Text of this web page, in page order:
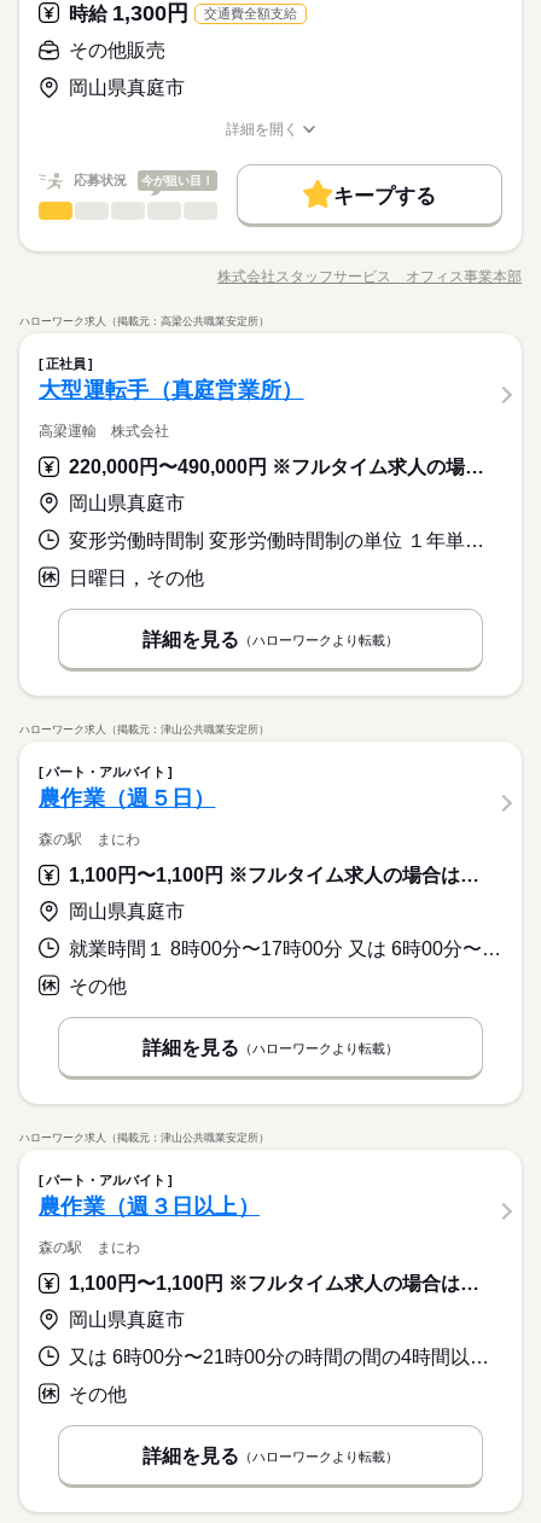
大手企業 ブランクOK 社会保険制度
制服あり
禁煙・分煙
シフト制なので、自分の都合にあわせて
お休みの日が調整できます
履歴書作成のアドバイスや面接日の調整だけでなく、お給料、
費用は一切かかりません。
お仕事の特徴
人材紹介
就業時間・曜日
寮・社宅
続きを読む
月給には上記手当を一律含みます
0-00：30（休憩90分） ■深夜勤 00：00-09：00（休憩90分）
休日・休暇
ト制 ■年間休日数 105日
応募する
こちらの求人情報は ディップ株式会社「ナースではたらこ」に
よる 職業紹介となります。 はたらこねっとからご応募ののち、
「ナースではたらこ」運営事務局よりご連絡いたします。 ★職
業紹介とは？ 求職中の看護師さんの転職を専任の キャリアアド
ット 日本最大級の求人情報の中からぴったりな求人をご紹介。
お休み、入職時期の交渉もサポートします。 【もちろん無料】
費用は一切かかりません。
基本特徴 募集条件 交通費 就業時間・曜日
研修制度 資格支援 禁煙・分煙
車OK
患者様のニーズに合わせたサービス提供を行っています ◎福利
勤めできる環境です
正看護師
特殊手当：1000円 看護手当：3000円 処遇改善手当：16000円 ※
続きを読む
0-00：30（休憩90分） ■深夜勤 00：00-09：00（休憩90分）
ト制 ■年間休日数 105日
応募する
時給 1,300円 交通費全額支給
その他販売
岡山県真庭市
◆アットホームな部署環境で働きやすい！同業務の方がいるの
で安心！ 車通勤ＯＫ！無料駐車場も完備で通勤ラクラク！
幅広い年齢層の方が活躍中です！
お仕事の特徴
働く人の待遇向上
新卒・第二
40代活躍
募集条件
即日スタート
就業時間・曜日
働き方・環境
禁煙・分煙
車OK
活かせるスキル
業できます！ 【お仕事の内容】レジ業務｜商品のレイアウ
ト・陳列（野菜がメイン）｜野菜を持参された農家の方の対応
分）・９時〜１５時（休憩３０分）の時短勤務も相談可能で
す。 ▼こちらのお仕事のほかにも 電話なしのコツコツ系データ
入力や英語を使う事務、 大学やコールセンターなどのお仕事も
扱っています。 在宅のお仕事があるエリアも☆ 9月・10月スタ
続きを読む
応募資格
◆業界経験問いません、ある方歓迎！※販売の経験が必要で
す。
『速払いサービス』を利用できます（利用規定あり）
長期
休日・休暇
※ローテーションで週休２日制です。
詳しい募集要項をすべて見る
応募する
詳細を開く
応募状況 今が狙い目！
キープする
職種/応募資格 給与/時間/休日
業界 サービス関連
◆アットホームな部署環境で働きやすい！同業務の方がいるの
幅広い年齢層の方が活躍中です！
働く人の待遇向上 高収入 基本特徴
新卒・第二 40代活躍 募集条件
就業時間・曜日
残業なし 平日休み シフト勤務
社会保険制度 研修制度
禁煙・分煙
車OK
経験を活かして活躍できるチャンス！オフィスカジュアルで就
業できます！ 【お仕事の内容】レジ業務｜商品のレイアウ
ト・陳列（野菜がメイン）｜野菜を持参された農家の方の対応
分）・９時〜１５時（休憩３０分）の時短勤務も相談可能で
す。 ▼こちらのお仕事のほかにも 電話なしのコツコツ系データ
入力や英語を使う事務、 大学やコールセンターなどのお仕事も
扱っています。 在宅のお仕事があるエリアも☆ 9月・10月スタ
続きを読む
応募資格
◆業界経験問いません、ある方歓迎！※販売の経験が必要で
給与 時給 1,300円
このお仕事は、働いた分の給料を給料日を待たずに受け取れる
『速払いサービス』を利用できます（利用規定あり）
期間・時間 長期
す。
休日・休暇
※ローテーションで週休２日制です。
詳しい募集要項をすべて見る
株式会社スタッフサービス オフィス事業本部
ハローワーク求人（掲載元：高梁公共職業安定所）
正社員
大型運転手（真庭営業所）
高梁運輸 株式会社
220,000円〜490,000円 ※フルタイム求人の場合は月額（換算額）、パート求人の場合は時間額を表示しています。
岡山県真庭市
変形労働時間制 変形労働時間制の単位 １年単位 就業時間１ 8時00分〜17時00分 就業時間に関する特記事項 交通状況、荷物の納め先
日曜日，その他
詳細を見る （ハローワークより転載）
ハローワーク求人（掲載元：津山公共職業安定所）
パート・アルバイト
農作業（週５日）
森の駅 まにわ
1,100円〜1,100円 ※フルタイム求人の場合は月額（換算額）、パート求人の場合は時間額を表示しています。
岡山県真庭市
就業時間１ 8時00分〜17時00分 又は 6時00分〜21時00分の時間の間の8時間程度 就業時間に関する特記事項 （１）または「又は～」のいずれかの勤務可
その他
詳細を見る （ハローワークより転載）
ハローワーク求人（掲載元：津山公共職業安定所）
パート・アルバイト
農作業（週３日以上）
森の駅 まにわ
1,100円〜1,100円 ※フルタイム求人の場合は月額（換算額）、パート求人の場合は時間額を表示しています。
岡山県真庭市
又は 6時00分〜21時00分の時間の間の4時間以上 就業時間に関する特記事項 就業時間相談可
その他
詳細を見る （ハローワークより転載）